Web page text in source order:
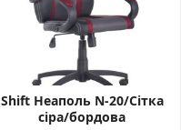
Shift Неаполь N-20/Сітка
сіра/бордова